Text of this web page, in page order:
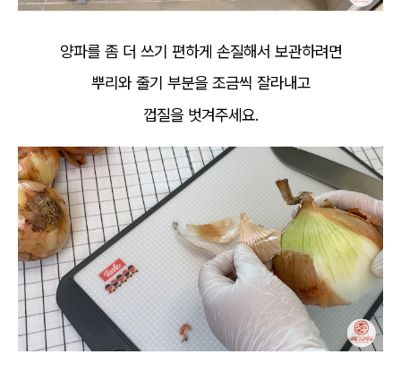
양파를 좀 더 쓰기 편하게 손질해서 보관하려면
뿌리와 줄기 부분을 조금씩 잘라내고
껍질을 벗겨주세요.